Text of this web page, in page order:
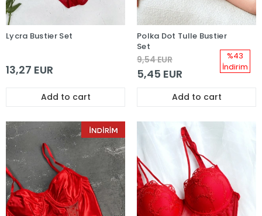
Lycra Bustier Set
13,27 EUR
Add to cart
%43
İndirim
Polka Dot Tulle Bustier
Set
9,54 EUR
5,45 EUR
Add to cart